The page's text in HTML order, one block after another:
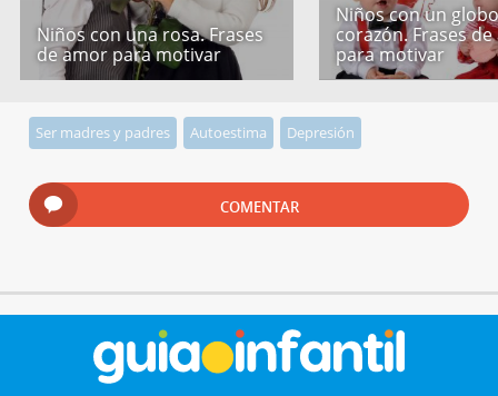
Niños con una rosa. Frases
de amor para motivar
Niños con un
corazón. Frases
para motivar
Ser madres y padres Autoestima Depresión
COMENTAR